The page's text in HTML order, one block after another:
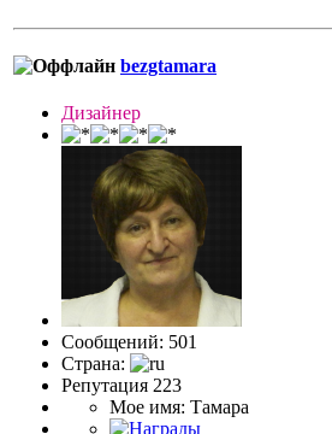
bezgtamara
Дизайнер
Сообщений: 501
Страна:
Репутация 223
Мое имя: Тамара